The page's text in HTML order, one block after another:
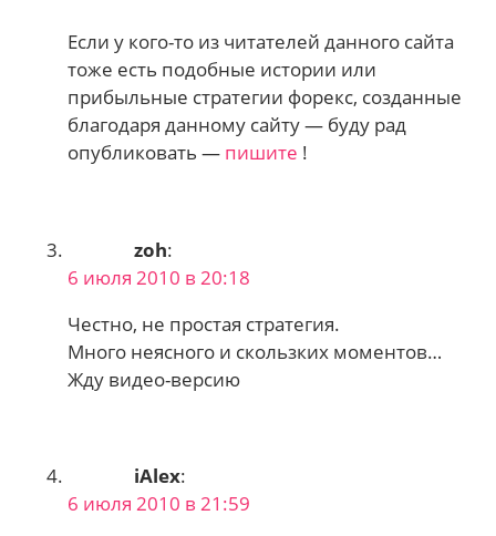
Если у кого-то из читателей данного сайта
тоже есть подобные истории или
прибыльные стратегии форекс, созданные
благодаря данному сайту — буду рад
опубликовать — пишите !
zoh:
6 июля 2010 в 20:18
Честно, не простая стратегия.
Много неясного и скользких моментов…
Жду видео-версию
iAlex:
6 июля 2010 в 21:59